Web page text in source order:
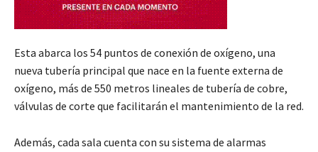
Esta abarca los 54 puntos de conexión de oxígeno, una
nueva tubería principal que nace en la fuente externa de
oxígeno, más de 550 metros lineales de tubería de cobre,
válvulas de corte que facilitarán el mantenimiento de la red.
Además, cada sala cuenta con su sistema de alarmas